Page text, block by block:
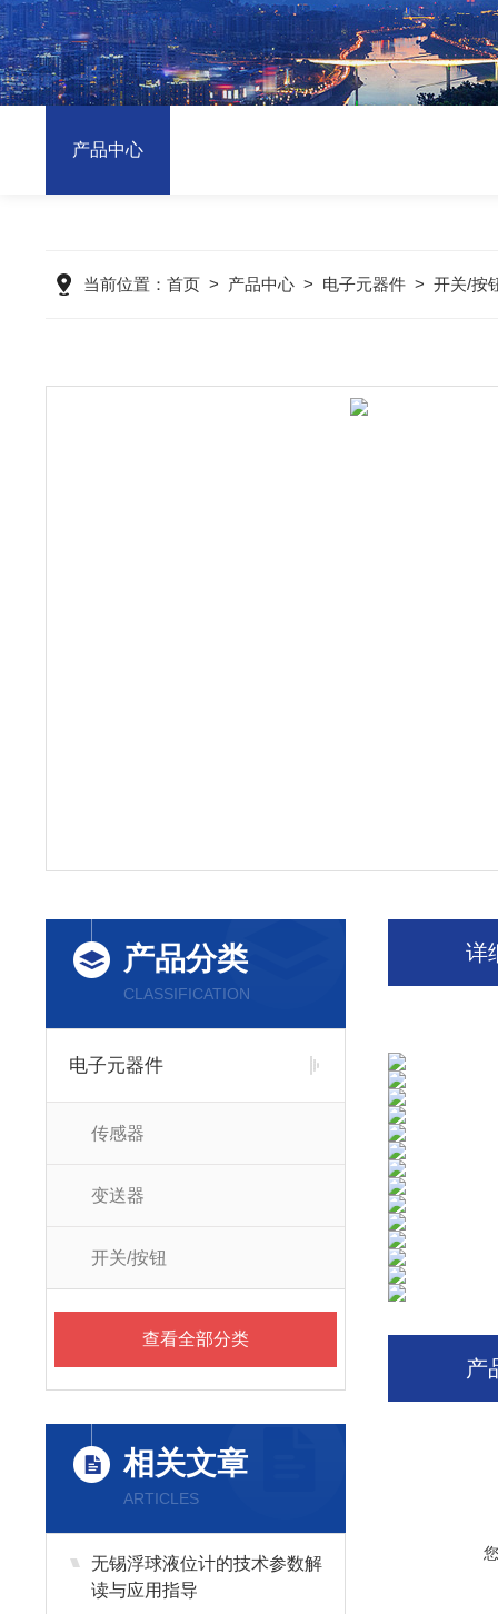
产品中心
当前位置： 首页> 产品中心> 电子元器件> 开关/按
产品分类
CLASSIFICATION
电子元器件
传感器
变送器
开关/按钮
查看全部分类
相关文章
ARTICLES
无锡浮球液位计的技术参数解
读与应用指导
详
产